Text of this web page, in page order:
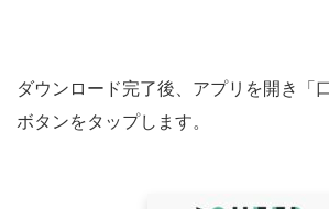
ダウンロード完了後、アプリを開き「
ボタンをタップします。